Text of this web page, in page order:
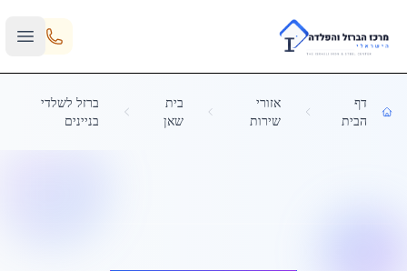
Skip to main content
דף
הבית
אזורי
שירות
בית
שאן
ברזל לשלדי
בניינים